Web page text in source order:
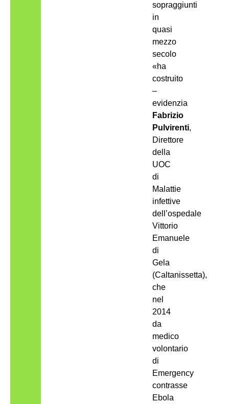
sopraggiunti
in
quasi
mezzo
secolo
«ha
costruito
–
evidenzia
Fabrizio
Pulvirenti,
Direttore
della
UOC
di
Malattie
infettive
dell’ospedale
Vittorio
Emanuele
di
Gela
(Caltanissetta),
che
nel
2014
da
medico
volontario
di
Emergency
contrasse
Ebola